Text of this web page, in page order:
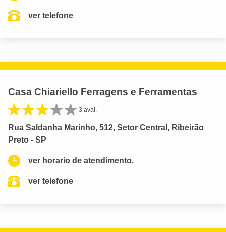
ver telefone
Casa Chiariello Ferragens e Ferramentas
3 aval.
Rua Saldanha Marinho, 512, Setor Central, Ribeirão
Preto - SP
ver horario de atendimento.
ver telefone